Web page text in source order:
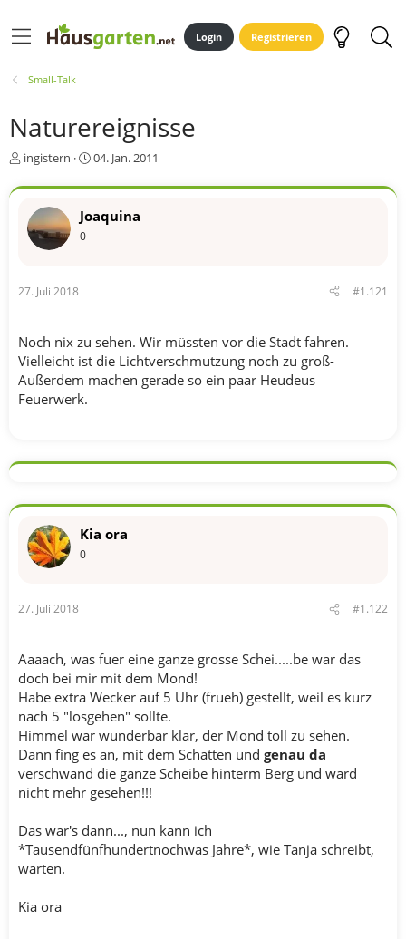
Login Registrieren
Small-Talk
Naturereignisse
E
s
e
r
ingistern
E
s
e
04. Jan. 2011
Joaquina
0
27. Juli 2018 #1.121
Noch nix zu sehen. Wir müssten vor die Stadt fahren.
Vielleicht ist die Lichtverschmutzung noch zu groß-
Außerdem machen gerade so ein paar Heudeus
Feuerwerk.
Kia ora
0
27. Juli 2018 #1.122
Aaaach, was fuer eine ganze grosse Schei.....be war das
doch bei mir mit dem Mond!
Habe extra Wecker auf 5 Uhr (frueh) gestellt, weil es kurz
nach 5 "losgehen" sollte.
Himmel war wunderbar klar, der Mond toll zu sehen.
Dann fing es an, mit dem Schatten und genau da
verschwand die ganze Scheibe hinterm Berg und ward
nicht mehr gesehen!!!
Das war's dann..., nun kann ich
*Tausendfünfhundertnochwas Jahre*, wie Tanja schreibt,
warten.
Kia ora